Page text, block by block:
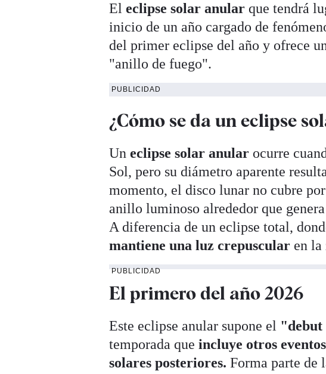
Eleclipse solar anularque tendrá
inicio de un año cargado de
del primer eclipse del año y ofrece
"anillo de fuego".
PUBLICIDAD
¿Cómo se da un eclipse
Uneclipse solar anular ocurre
Sol, pero su diámetro aparente
momento, el disco lunar no cubre
anillo luminoso alrededor que
A diferencia de un eclipse total,
mantiene una luz crepuscular en la
PUBLICIDAD
El primero del año 2026
Este eclipse anular supone el "debut
temporada queincluye otros
solares posteriores. Forma parte de